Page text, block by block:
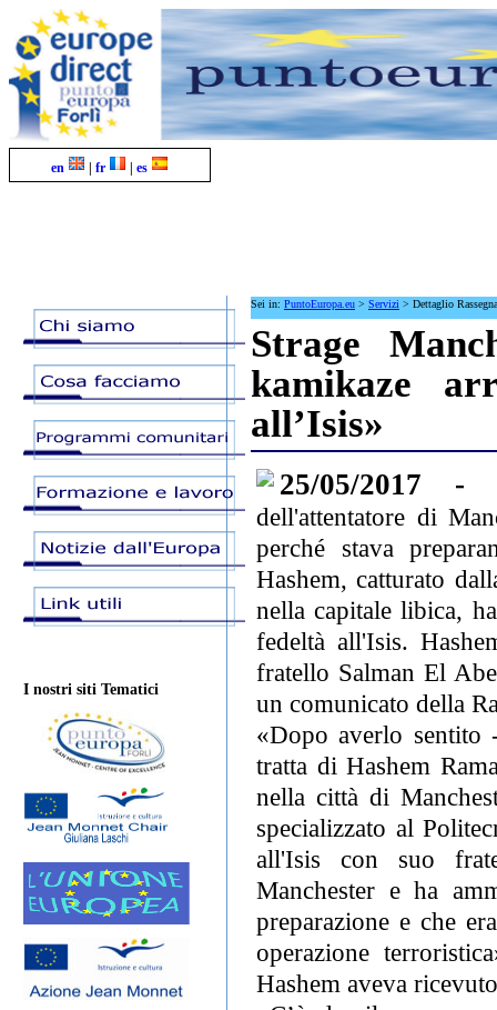
en | fr | es
I nostri siti Tematici
Sei in: PuntoEuropa.eu > Servizi > Dettaglio
Strage
kamikaze
all’Isis»
25/05/2017 -
dell'attentatore di
perché stava
Hashem, catturato
nella capitale libica,
fedeltà all'Isis.
fratello Salman El
un comunicato della
«Dopo averlo sentito
tratta di Hashem
nella città di
specializzato al
all'Isis con suo
Manchester e ha
preparazione e che
operazione
Hashem aveva